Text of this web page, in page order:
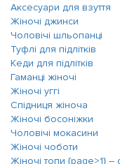
Аксесуари для взуття
Жіночі джинси
Чоловічі шльопанці
Туфлі для підлітків
Кеди для підлітків
Гаманці жіночі
Жіночі уггі
Спідниця жіноча
Жіночі босоніжки
Чоловічі мокасини
Жіночі чоботи
Жіночі топи {page>1} ―